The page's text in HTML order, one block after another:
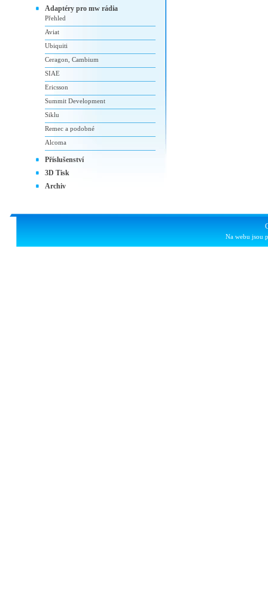
Adaptéry pro mw rádia
Přehled
Aviat
Ubiquiti
Ceragon, Cambium
SIAE
Ericsson
Summit Development
Siklu
Remec a podobné
Alcoma
Příslušenství
3D Tisk
Archiv
Na webu jsou